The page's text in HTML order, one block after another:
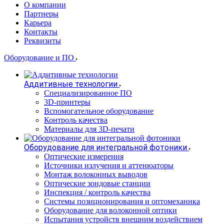
О компании
Партнеры
Карьера
Контакты
Реквизиты
Оборудование и ПО
Аддитивные технологии
Специализированное ПО
3D-принтеры
Вспомогательное оборудование
Контроль качества
Материалы для 3D-печати
Оборудование для интегральной фотоники
Оптические измерения
Источники излучения и аттенюаторы
Монтаж волоконных выводов
Оптические зондовые станции
Инспекция / контроль качества
Системы позиционирования и оптомеханика
Оборудование для волоконной оптики
Испытания устройств внешним воздействием